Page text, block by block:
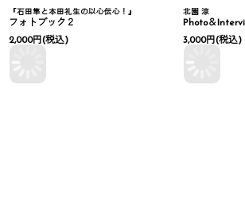
『石田隼と本田礼生の以心伝心！』
フォトブック２
2,000円(税込)
北園 涼
Photo＆
3,000円(税込)